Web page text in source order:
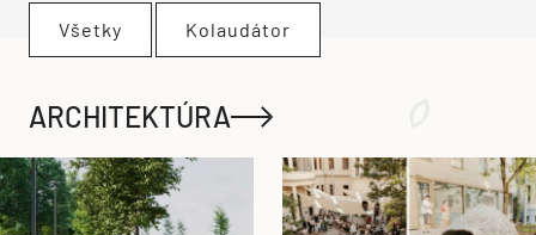
Všetky Kolaudátor
ARCHITEKTÚRA